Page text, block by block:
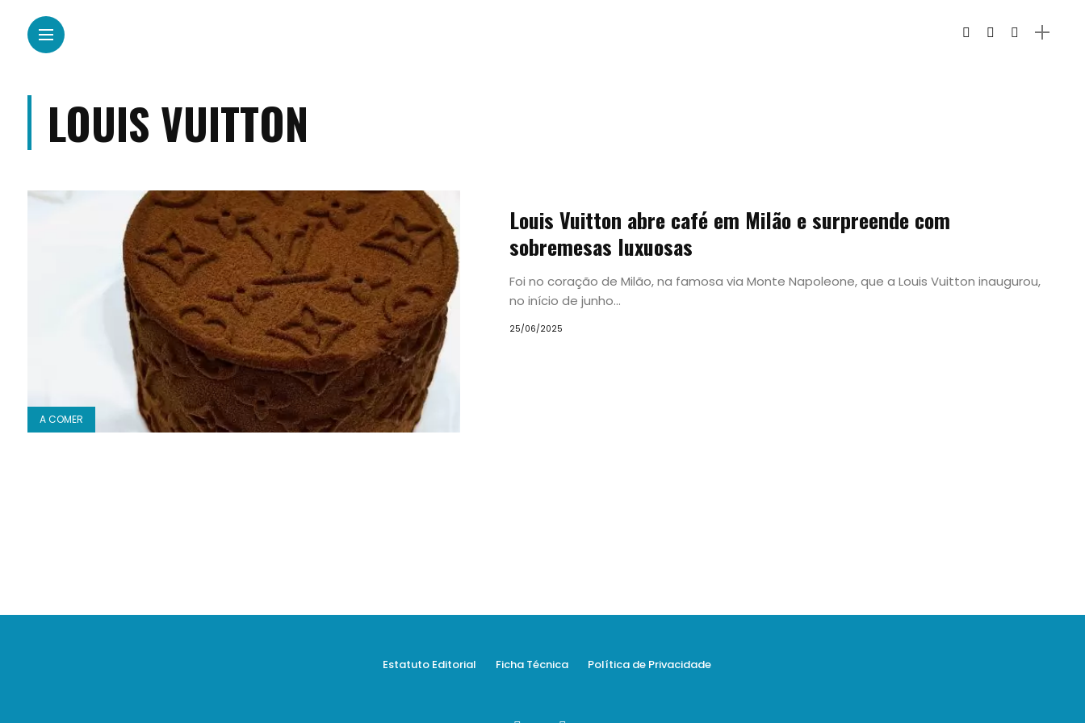
Experiências
Pesquisar
LOUIS VUITTON
A COMER
Louis Vuitton abre café em Milão e surpreende com
sobremesas luxuosas
Foi no coração de Milão, na famosa via Monte Napoleone, que a Louis Vuitton inaugurou,
no início de junho...
25/06/2025
Estatuto Editorial Ficha Técnica Política de Privacidade